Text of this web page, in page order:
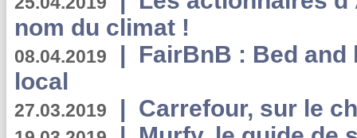
nom du climat !
08.04.2019 | FairBnB : Bed
local
27.03.2019 | Carrefour, sur le